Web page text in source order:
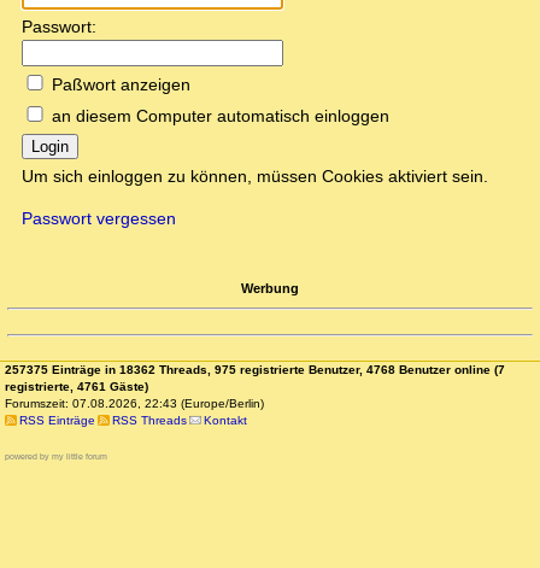
Passwort:
Paßwort anzeigen
an diesem Computer automatisch einloggen
Login
Um sich einloggen zu können, müssen Cookies aktiviert sein.
Passwort vergessen
Werbung
257375 Einträge in 18362 Threads, 975 registrierte Benutzer, 4768 Benutzer online (7
registrierte, 4761 Gäste)
Forumszeit: 07.08.2026, 22:43 (Europe/Berlin)
RSS Einträge
RSS Threads Kontakt
powered by my little forum